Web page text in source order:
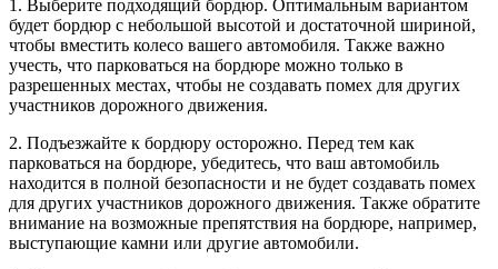
1. Выберите подходящий бордюр. Оптимальным вариантом
будет бордюр с небольшой высотой и достаточной шириной,
чтобы вместить колесо вашего автомобиля. Также важно
учесть, что парковаться на бордюре можно только в
разрешенных местах, чтобы не создавать помех для других
участников дорожного движения.
2. Подъезжайте к бордюру осторожно. Перед тем как
парковаться на бордюре, убедитесь, что ваш автомобиль
находится в полной безопасности и не будет создавать помех
для других участников дорожного движения. Также обратите
внимание на возможные препятствия на бордюре, например,
выступающие камни или другие автомобили.